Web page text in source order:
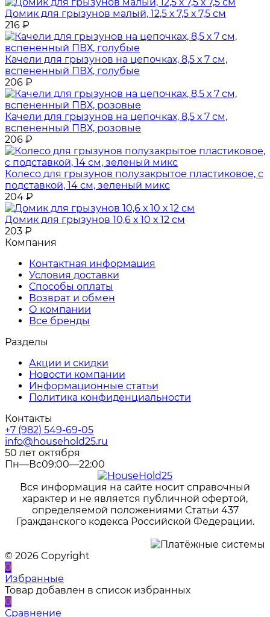
Домик для грызунов малый, 12,5 х 7,5 х 7,5 см
216 ₽
Качели для грызунов на цепочках, 8,5 х 7 см,
вспененный ПВХ, голубые
206 ₽
Качели для грызунов на цепочках, 8,5 х 7 см,
вспененный ПВХ, розовые
206 ₽
Колесо для грызунов полузакрытое пластиковое, с
подставкой, 14 см, зеленый микс
204 ₽
Домик для грызунов 10,6 х 10 х 12 см
203 ₽
Компания
Контактная информация
Условия доставки
Способы оплаты
Возврат и обмен
О компании
Все бренды
Разделы
Акции и скидки
Новости компании
Информационные статьи
Политика конфиденциальности
Контакты
+7 (982) 549-69-05
info@household25.ru
50 лет октября
Пн—Вс09:00—22:00
Вся информация на сайте носит справочный
характер и не является публичной офертой,
определяемой положениями Статьи 437
Гражданского кодекса Российской Федерации.
© 2026 Copyright
0
Избранные
Товар добавлен в список избранных
0
Сравнение